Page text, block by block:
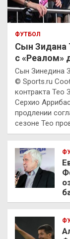
ФУТБОЛ
Сын Зидана
с «Реалом»
Сын Зинедина
© Sports.ru
контракта Тео
Серхио
продлении
сезоне Тео